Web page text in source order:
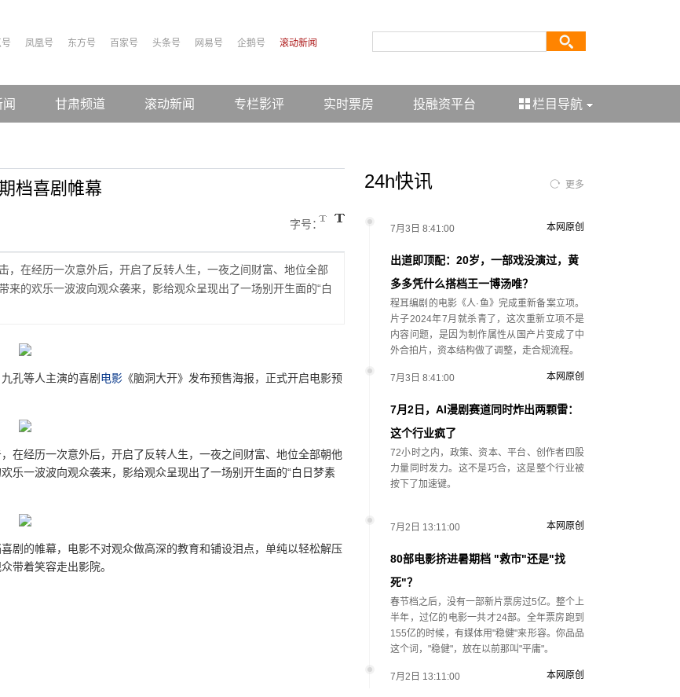
凤凰号 东方号 百家号 头条号 网易号 企鹅号 滚动新闻
甘肃频道 滚动新闻 专栏影评 实时票房 投融资平台 栏目导航
档喜剧帷幕
字号：
，在经历一次意外后，开启了反转人生，一夜之间财富、地位全部
的欢乐一波波向观众袭来，影给观众呈现出了一场别开生面的“白
孔等人主演的喜剧 电影 《脑洞大开》发布预售海报，正式开启电影预
在经历一次意外后，开启了反转人生，一夜之间财富、地位全部朝他
乐一波波向观众袭来，影给观众呈现出了一场别开生面的“白日梦素
剧的帷幕，电影不对观众做高深的教育和铺设泪点，单纯以轻松解压
带着笑容走出影院。
24h快讯 更多
7月3日 8:41:00
出道即顶配：20岁，一部戏没演过，黄
多多凭什么搭档王一博汤唯？
程耳编剧的电影《人·鱼》完成重新备案立项。
片子2024年7月就杀青了，这次重新立项不是
内容问题，是因为制作属性从国产片变成了中
外合拍片，资本结构做了调整，走合规流程。
本网原创
7月3日 8:41:00
7月2日，AI漫剧赛道同时炸出两颗雷：
这个行业疯了
72小时之内，政策、资本、平台、创作者四股
力量同时发力。这不是巧合，这是整个行业被
按下了加速键。
本网原创
7月2日 13:11:00
80部电影挤进暑期档 "救市"还是"找
死"？
春节档之后，没有一部新片票房过5亿。整个上
半年，过亿的电影一共才24部。全年票房跑到
155亿的时候，有媒体用"稳健"来形容。你品品
这个词，"稳健"，放在以前那叫"平庸"。
本网原创
7月2日 13:11:00 本网原创